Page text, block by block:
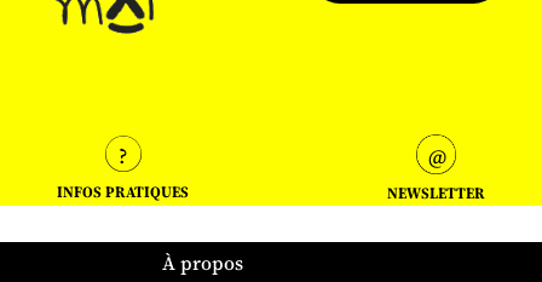
INFOS PRATIQUES NEWSLETTER
À propos